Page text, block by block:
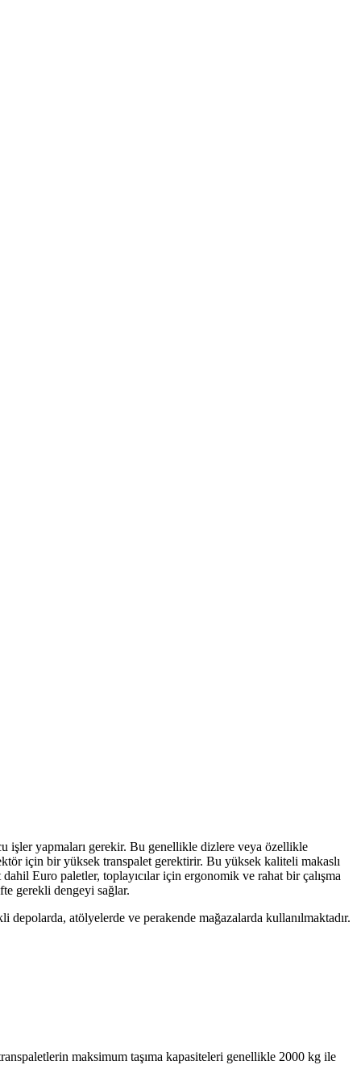
işler yapmaları gerekir. Bu genellikle dizlere veya özellikle
için bir yüksek transpalet gerektirir. Bu yüksek kaliteli makaslı
Euro paletler, toplayıcılar için ergonomik ve rahat bir çalışma
gerekli dengeyi sağlar.
atölyelerde ve perakende mağazalarda kullanılmaktadır.
maksimum taşıma kapasiteleri genellikle 2000 kg ile